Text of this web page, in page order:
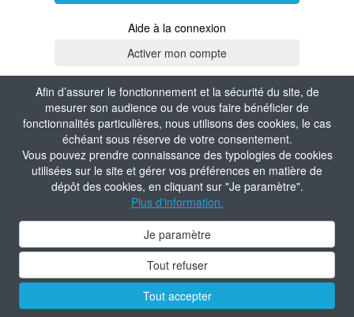
Afin d’assurer le fonctionnement et la sécurité du site, de
mesurer son audience ou de vous faire bénéficier de
fonctionnalités particulières, nous utilisons des cookies, le cas
échéant sous réserve de votre consentement.
Vous pouvez prendre connaissance des typologies de cookies
utilisées sur le site et gérer vos préférences en matière de
dépôt des cookies, en cliquant sur "Je paramètre".
Plus d'information.
Je paramètre
Tout refuser
Tout accepter
Aide à la connexion